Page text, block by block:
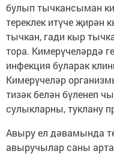
булып тычкансыман
тереклек итүче
тычкан, гади кыр
тора. Кимерүчеләрдә
инфекция буларак
Кимерүчеләр
тизәк белән бүленеп
сулыкларны, туклану
Авыру ел дәвамында
авыручылар саны